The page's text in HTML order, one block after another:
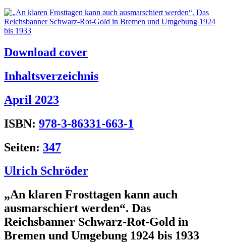
Download cover
Inhaltsverzeichnis
April 2023
ISBN: 978-3-86331-663-1
Seiten: 347
Ulrich Schröder
„An klaren Frosttagen kann auch
ausmarschiert werden“. Das
Reichsbanner Schwarz-Rot-Gold in
Bremen und Umgebung 1924 bis 1933